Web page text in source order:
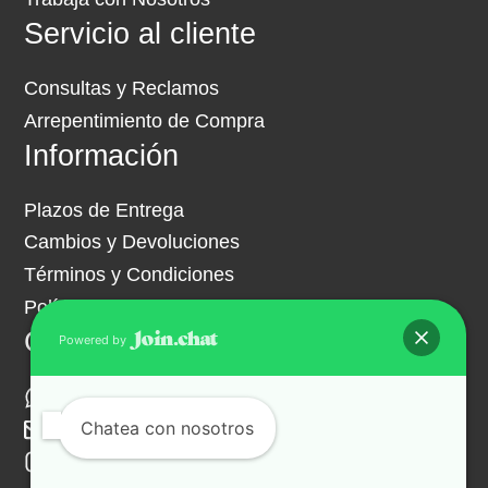
Servicio al cliente
Consultas y Reclamos
Arrepentimiento de Compra
Información
Plazos de Entrega
Cambios y Devoluciones
Términos y Condiciones
Política de Privacidad
Contacto
+54 261 341 9703
ventas@hipermuebles.com.ar
Instagram
Powered by
Chatea con nosotros